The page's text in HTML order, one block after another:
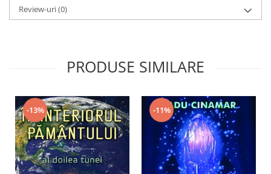
Review-uri(0)
PRODUSE SIMILARE
-13% -11%